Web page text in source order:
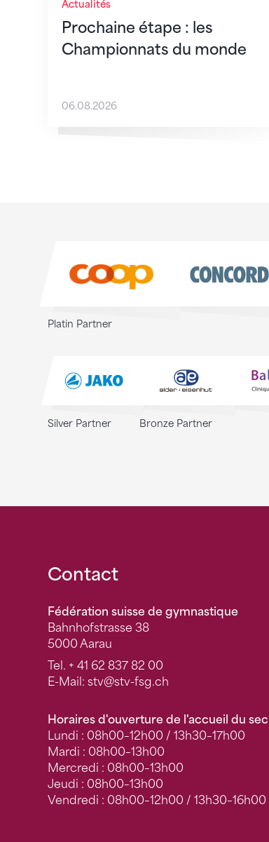
Actualités
Prochaine étape : les
Championnats du monde
06.08.2026
Platin Partner
Silver Partner Bronze Partner
Fusszeile
Contact
Fédération suisse de gymnastique
Bahnhofstrasse 38
5000 Aarau
Tel. + 41 62 837 82 00
E-Mail: stv@stv-fsg.ch
Horaires d'ouverture de l'accueil du
Lundi : 08h00–12h00 / 13h30–17h00
Mardi : 08h00–13h00
Mercredi : 08h00–13h00
Jeudi : 08h00–13h00
Vendredi : 08h00–12h00 / 13h30–16h00